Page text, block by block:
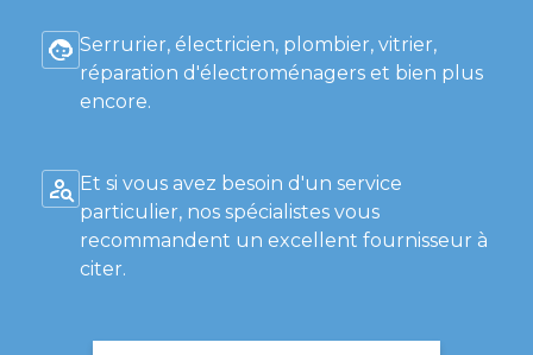
Serrurier, électricien, plombier, vitrier,
réparation d'électroménagers et bien plus
encore.
Et si vous avez besoin d'un service
particulier, nos spécialistes vous
recommandent un excellent fournisseur à
citer.